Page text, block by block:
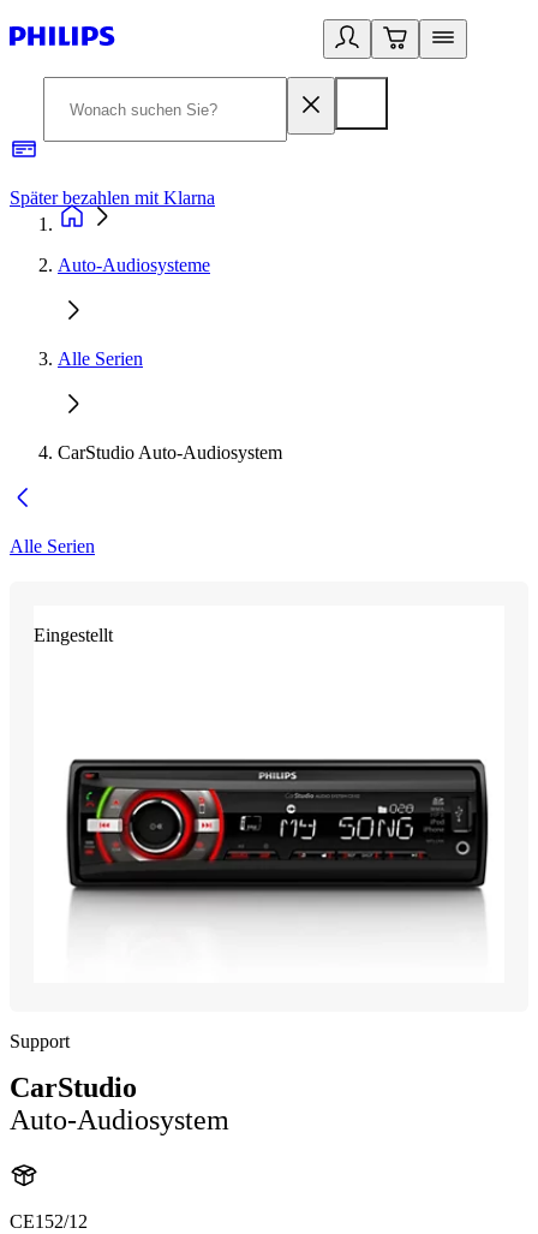
Später bezahlen mit Klarna
Auto-Audiosysteme
Alle Serien
CarStudio Auto-Audiosystem
Alle Serien
Eingestellt
Support
CarStudio
Auto-Audiosystem
CE152/12